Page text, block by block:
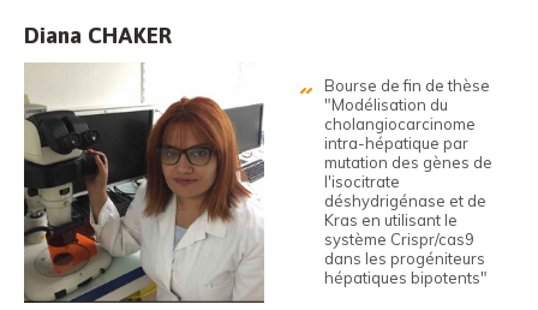
Diana CHAKER
Bourse de fin de thèse
"Modélisation du
cholangiocarcinome
intra-hépatique par
mutation des gènes de
l'isocitrate
déshydrigénase et de
Kras en utilisant le
système Crispr/cas9
dans les progéniteurs
hépatiques bipotents"